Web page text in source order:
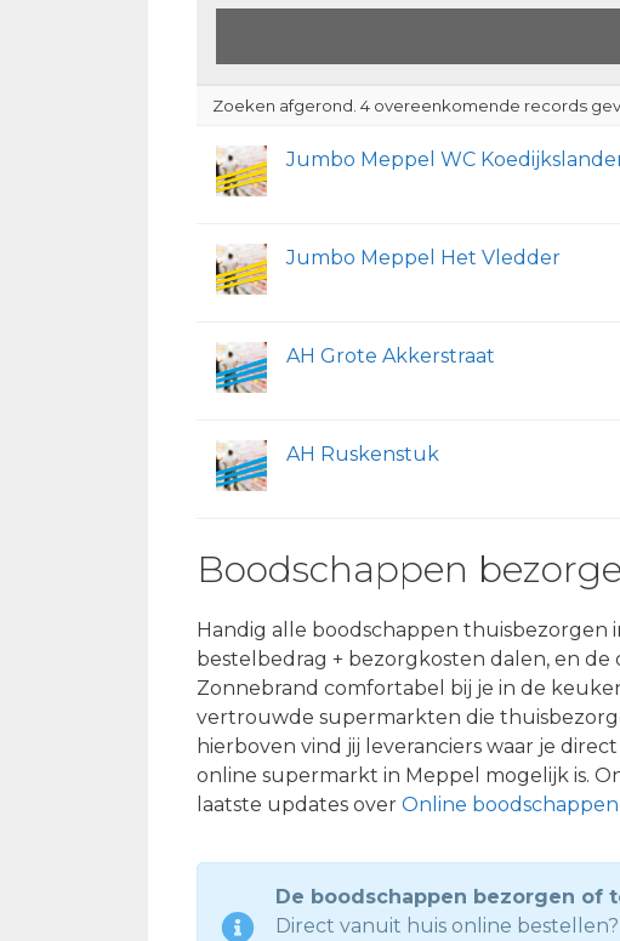
Zoeken afgerond. 4 overeenkomende records
Jumbo Meppel WC
Jumbo Meppel Het Vledder
AH Grote Akkerstraat
AH Ruskenstuk
Boodschappen
Handig alle boodschappen thuisbezorgen
bestelbedrag + bezorgkosten dalen, en
Zonnebrand comfortabel bij je in de
vertrouwde supermarkten die
hierboven vind jij leveranciers waar je
online supermarkt in Meppel mogelijk is.
laatste updates over Online
De boodschappen bezorgen of
Direct vanuit huis online